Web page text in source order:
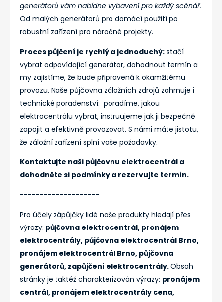
generátorů vám nabídne vybavení pro každý scénář.
Od malých generátorů pro domácí použití po
robustní zařízení pro náročné projekty.
Proces půjčení je rychlý a jednoduchý: stačí
vybrat odpovídající generátor, dohodnout termín a
my zajistíme, že bude připravená k okamžitému
provozu. Naše půjčovna záložních zdrojů zahrnuje i
technické poradenství: poradíme, jakou
elektrocentrálu vybrat, instruujeme jak ji bezpečně
zapojit a efektivně provozovat. S námi máte jistotu,
že záložní zařízení splní vaše požadavky.
Kontaktujte naši půjčovnu elektrocentrál a
dohodněte si podmínky a rezervujte termín.
--------------------
Pro účely zápůjčky lidé naše produkty hledají přes
výrazy: půjčovna elektrocentrál, pronájem
elektrocentrály, půjčovna elektrocentrál Brno,
pronájem elektrocentrál Brno, půjčovna
generátorů, zapůjčení elektrocentrály.Obsah
stránky je taktéž charakterizován výrazy: pronájem
centrál, pronájem elektrocentrály cena,